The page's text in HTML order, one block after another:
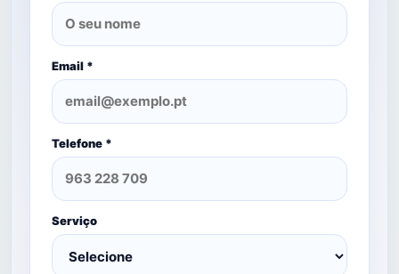
Email *
Telefone *
Serviço